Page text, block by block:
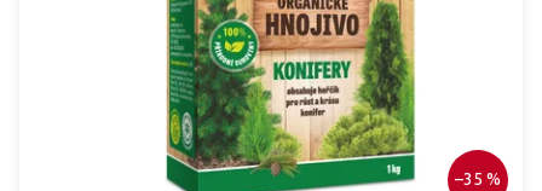
–35 %